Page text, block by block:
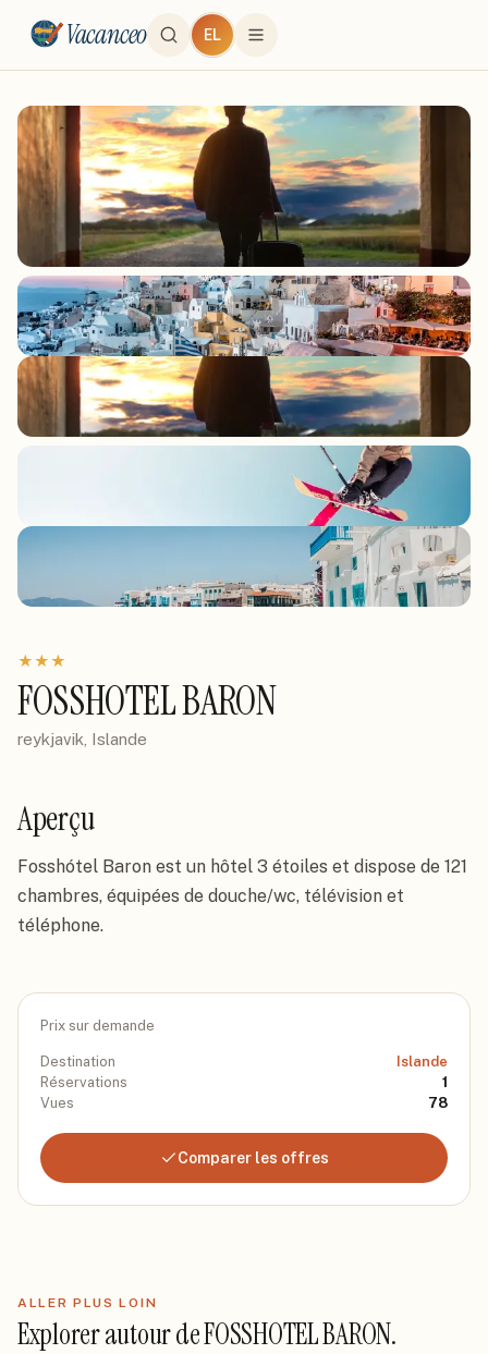
Vacanceo EL
★★★
FOSSHOTEL BARON
reykjavik, Islande
Aperçu
Fosshótel Baron est un hôtel 3 étoiles et dispose de 121
chambres, équipées de douche/wc, télévision et
téléphone.
Prix sur demande
Destination
Islande
Réservations
1
Vues
78
Comparer les offres
ALLER PLUS LOIN
Explorer autour deFOSSHOTEL BARON.